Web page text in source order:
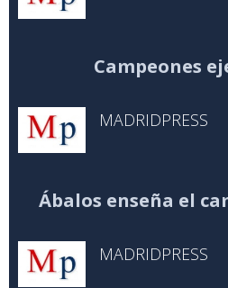
Campeones
MADRIDPRESS
Ábalos enseña el
MADRIDPRESS